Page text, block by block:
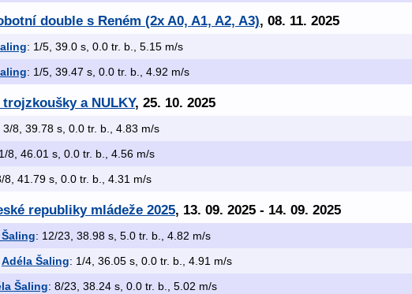
double s Reném (2x A0, A1, A2, A3), 08. 11. 2025
: 1/5, 39.0 s, 0.0 tr. b., 5.15 m/s
: 1/5, 39.47 s, 0.0 tr. b., 4.92 m/s
a NULKY, 25. 10. 2025
3/8, 39.78 s, 0.0 tr. b., 4.83 m/s
8, 46.01 s, 0.0 tr. b., 4.56 m/s
8, 41.79 s, 0.0 tr. b., 4.31 m/s
republiky mládeže 2025, 13. 09. 2025 - 14. 09. 2025
: 12/23, 38.98 s, 5.0 tr. b., 4.82 m/s
Adéla Šaling: 1/4, 36.05 s, 0.0 tr. b., 4.91 m/s
Šaling: 8/23, 38.24 s, 0.0 tr. b., 5.02 m/s